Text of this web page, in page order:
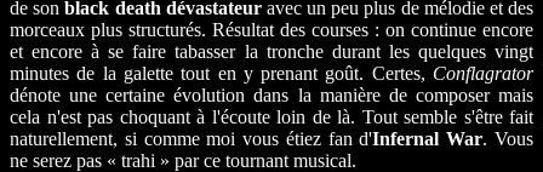
de sonblack death dévastateuravec un peu plus de mélodie et des
morceaux plus structurés. Résultat des courses : on continue encore
et encore à se faire tabasser la tronche durant les quelques vingt
minutes de la galette tout en y prenant goût. Certes, Conflagrator
dénote une certaine évolution dans la manière de composer mais
cela n'est pas choquant à l'écoute loin de là. Tout semble s'être fait
naturellement, si comme moi vous étiez fan d'Infernal War. Vous
ne serez pas « trahi » par ce tournant musical.